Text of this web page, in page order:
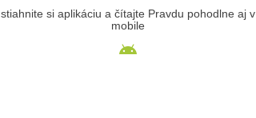
stiahnite si aplikáciu a čítajte Pravdu pohodlne aj v
mobile